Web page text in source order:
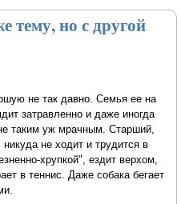
тему, но с другой
не так давно. Семья ее на
затравленно и даже иногда
таким уж мрачным. Старший,
не ходит и трудится в
хрупкой", ездит верхом,
в теннис. Даже собака бегает